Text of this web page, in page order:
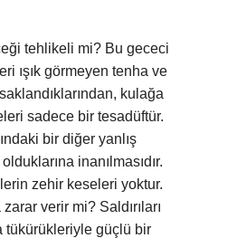
tehlikeli mi? Bu gececi
ışık görmeyen tenha ve
kulağa
sadece bir tesadüftür.
bir diğer yanlış
inanılmasıdır.
zehir keseleri yoktur.
verir mi? Saldırıları
tükürükleriyle güçlü bir